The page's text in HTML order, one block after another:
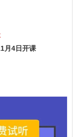
月4日开课